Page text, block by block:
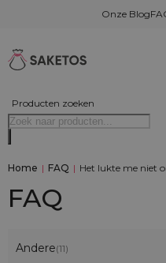
Onze Blog
Producten zoeken
Home | FAQ | Het lukte me niet
FAQ
Andere(11)